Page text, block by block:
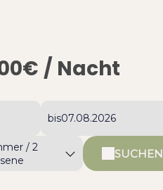
/ Nacht
bis
/ 2
SUCHEN